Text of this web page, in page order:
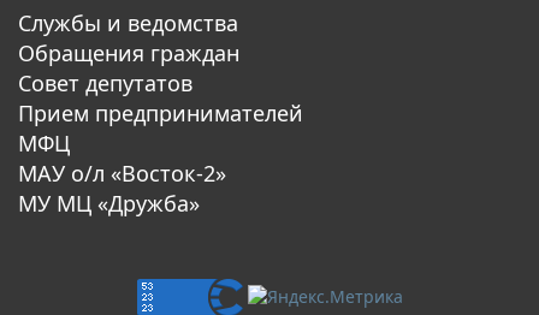
Службы и ведомства
Обращения граждан
Совет депутатов
Прием предпринимателей
МФЦ
МАУ о/л «Восток-2»
МУ МЦ «Дружба»